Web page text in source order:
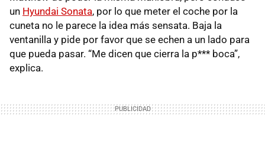
un Hyundai Sonata, por lo que meter el coche por la
cuneta no le parece la idea más sensata. Baja la
ventanilla y pide por favor que se echen a un lado para
que pueda pasar. “Me dicen que cierra la p*** boca”,
explica.